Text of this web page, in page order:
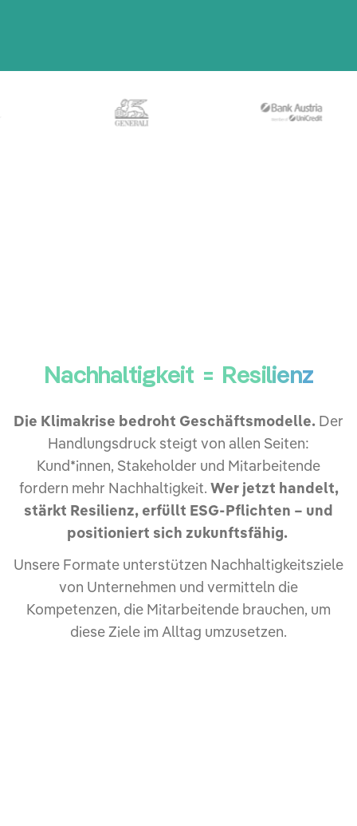
Nachhaltigkeit = Resilienz
Die Klimakrise bedroht Geschäftsmodelle. Der
Handlungsdruck steigt von allen Seiten:
Kund*innen, Stakeholder und Mitarbeitende
fordern mehr Nachhaltigkeit. Wer jetzt handelt,
stärkt Resilienz, erfüllt ESG-Pflichten – und
positioniert sich zukunftsfähig.
Unsere Formate unterstützen Nachhaltigkeitsziele
von Unternehmen und vermitteln die
Kompetenzen, die Mitarbeitende brauchen, um
diese Ziele im Alltag umzusetzen.